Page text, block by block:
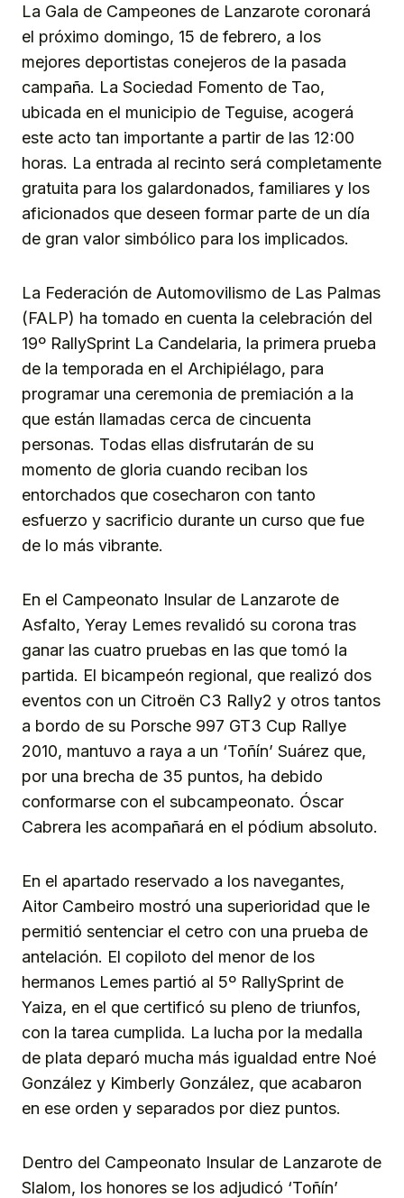
La Gala de Campeones de Lanzarote coronará
el próximo domingo, 15 de febrero, a los
mejores deportistas conejeros de la pasada
campaña. La Sociedad Fomento de Tao,
ubicada en el municipio de Teguise, acogerá
este acto tan importante a partir de las 12:00
horas. La entrada al recinto será completamente
gratuita para los galardonados, familiares y los
aficionados que deseen formar parte de un día
de gran valor simbólico para los implicados.
La Federación de Automovilismo de Las Palmas
(FALP) ha tomado en cuenta la celebración del
19º RallySprint La Candelaria, la primera prueba
de la temporada en el Archipiélago, para
programar una ceremonia de premiación a la
que están llamadas cerca de cincuenta
personas. Todas ellas disfrutarán de su
momento de gloria cuando reciban los
entorchados que cosecharon con tanto
esfuerzo y sacrificio durante un curso que fue
de lo más vibrante.
En el Campeonato Insular de Lanzarote de
Asfalto, Yeray Lemes revalidó su corona tras
ganar las cuatro pruebas en las que tomó la
partida. El bicampeón regional, que realizó dos
eventos con un Citroën C3 Rally2 y otros tantos
a bordo de su Porsche 997 GT3 Cup Rallye
2010, mantuvo a raya a un ‘Toñín’ Suárez que,
por una brecha de 35 puntos, ha debido
conformarse con el subcampeonato. Óscar
Cabrera les acompañará en el pódium absoluto.
En el apartado reservado a los navegantes,
Aitor Cambeiro mostró una superioridad que le
permitió sentenciar el cetro con una prueba de
antelación. El copiloto del menor de los
hermanos Lemes partió al 5º RallySprint de
Yaiza, en el que certificó su pleno de triunfos,
con la tarea cumplida. La lucha por la medalla
de plata deparó mucha más igualdad entre Noé
González y Kimberly González, que acabaron
en ese orden y separados por diez puntos.
Dentro del Campeonato Insular de Lanzarote de
Slalom, los honores se los adjudicó ‘Toñín’